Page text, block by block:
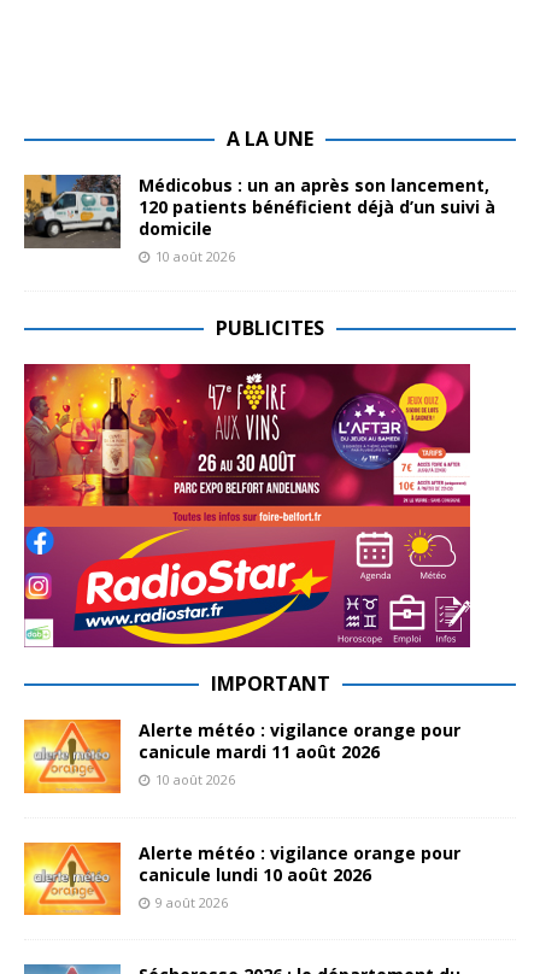
A LA UNE
Médicobus : un an après son lancement,
120 patients bénéficient déjà d’un suivi à
domicile
10 août 2026
PUBLICITES
IMPORTANT
Alerte météo : vigilance orange pour
canicule mardi 11 août 2026
10 août 2026
Alerte météo : vigilance orange pour
canicule lundi 10 août 2026
9 août 2026